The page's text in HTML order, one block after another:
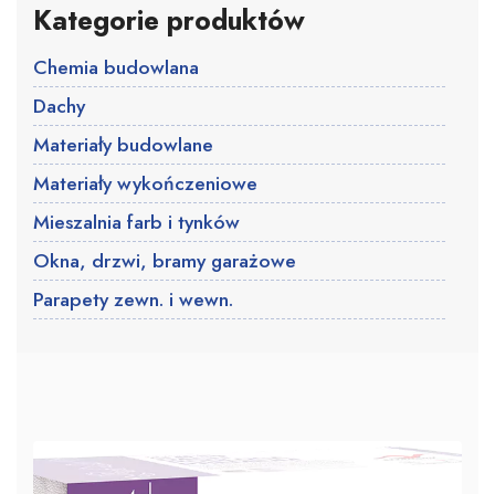
Kategorie produktów
Chemia budowlana
Dachy
Materiały budowlane
Materiały wykończeniowe
Mieszalnia farb i tynków
Okna, drzwi, bramy garażowe
Parapety zewn. i wewn.